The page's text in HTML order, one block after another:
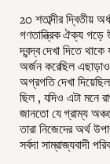
20 শতাব্দীর দ্বিতীয়
গণতান্ত্রিক ঐক্য গড়ে
দ্বন্দ্ব দেখা দিতে থাকে
অর্জন করেছিল এছাড়াও
অগ্রগতি দেখা
ছিল , যদিও এটা মনে
জানতো যে গ্রাম্য
তারা নিজেদের অর্থ
সর্বদা সাম্রাজ্যবাদী